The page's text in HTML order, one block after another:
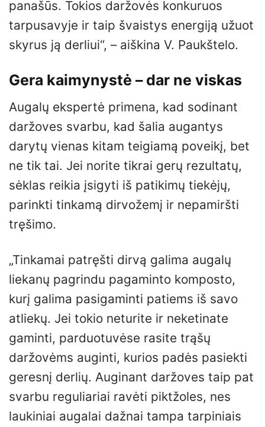
panašūs. Tokios daržovės konkuruos
tarpusavyje ir taip švaistys energiją užuot
skyrus ją derliui“, – aiškina V. Paukštelo.
Gera kaimynystė – dar ne viskas
Augalų ekspertė primena, kad sodinant
daržoves svarbu, kad šalia augantys
darytų vienas kitam teigiamą poveikį, bet
ne tik tai. Jei norite tikrai gerų rezultatų,
sėklas reikia įsigyti iš patikimų tiekėjų,
parinkti tinkamą dirvožemį ir nepamiršti
tręšimo.
„Tinkamai patręšti dirvą galima augalų
liekanų pagrindu pagaminto komposto,
kurį galima pasigaminti patiems iš savo
atliekų. Jei tokio neturite ir neketinate
gaminti, parduotuvėse rasite trąšų
daržovėms auginti, kurios padės pasiekti
geresnį derlių. Auginant daržoves taip pat
svarbu reguliariai ravėti piktžoles, nes
laukiniai augalai dažnai tampa tarpiniais